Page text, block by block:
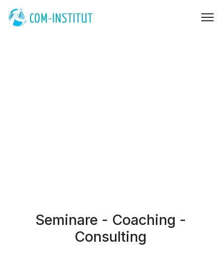
Seminare - Coaching -
Consulting